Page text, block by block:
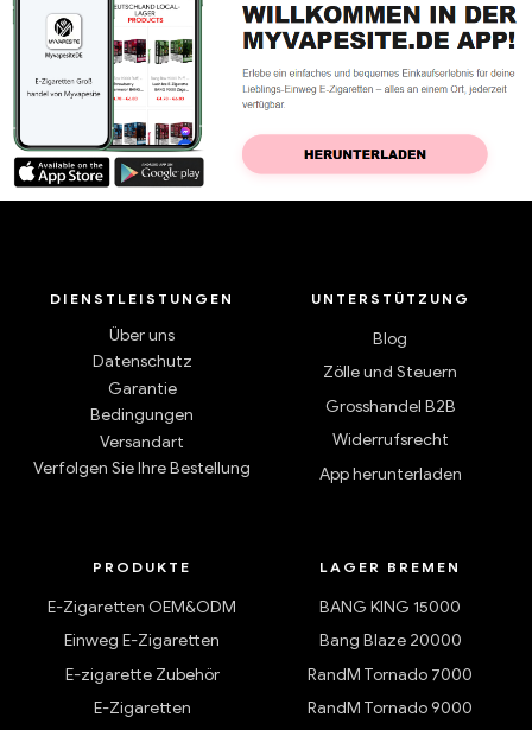
DIENSTLEISTUNGEN
Über uns
Datenschutz
Garantie
Bedingungen
Versandart
Verfolgen Sie Ihre Bestellung
UNTERSTÜTZUNG
Blog
Zölle und Steuern
Grosshandel B2B
Widerrufsrecht
App herunterladen
PRODUKTE
E-Zigaretten OEM&ODM
Einweg E-Zigaretten
E-zigarette Zubehör
E-Zigaretten
LAGER BREMEN
BANG KING 15000
Bang Blaze 20000
RandM Tornado 7000
RandM Tornado 9000